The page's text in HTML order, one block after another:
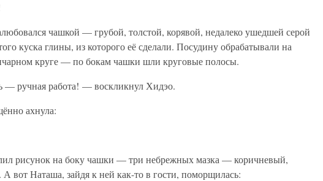
чашкой — грубой, толстой, корявой, недалеко ушедшей серой
куска глины, из которого её сделали. Посудину обрабатывали на
круге — по бокам чашки шли круговые полосы.
— ручная работа! — воскликнул Хидэо.
ахнула:
рисунок на боку чашки — три небрежных мазка — коричневый,
вот Наташа, зайдя к ней как-то в гости, поморщилась: